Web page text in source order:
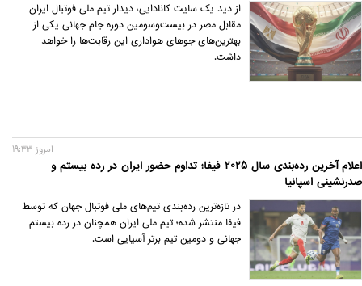
از دید یک سایت کانادایی، دیدار تیم ملی فوتبال ایران
مقابل مصر در بیست‌وسومین دوره جام جهانی یکی از
بهترین‌های جوهای هواداری این رقابت‌ها را خواهد
داشت.
اعلام آخرین رده‌بندی سال 2025 فیفا؛ تداوم حضور ایران در رده بیستم و
صدرنشینی اسپانیا
امروز 19:33
در تازه‌ترین رده‌بندی تیم‌های ملی فوتبال جهان که توسط
فیفا منتشر شده؛ تیم ملی ایران همچنان در رده بیستم
جهانی و دومین تیم برتر آسیایی است.